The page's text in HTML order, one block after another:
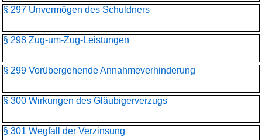
§ 297 Unvermögen des Schuldners
§ 298 Zug-um-Zug-Leistungen
§ 299 Vorübergehende Annahmeverhinderung
§ 300 Wirkungen des Gläubigerverzugs
§ 301 Wegfall der Verzinsung